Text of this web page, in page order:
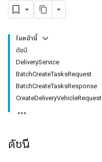
ในหน้านี้
ดัชนี
DeliveryService
BatchCreateTasksRequest
BatchCreateTasksResponse
CreateDeliveryVehicleRequest
ดัชนี